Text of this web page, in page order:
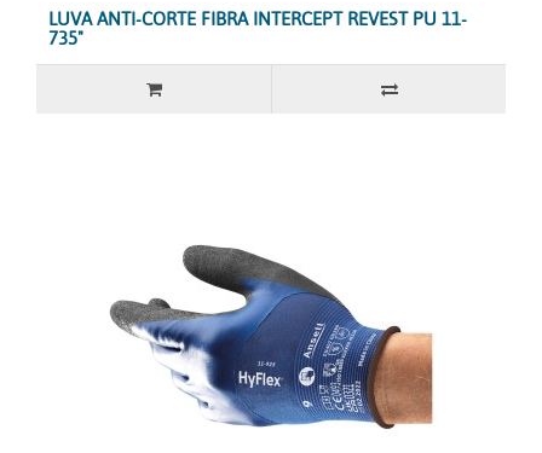
LUVA ANTI-CORTE FIBRA INTERCEPT REVEST PU 11-
735"